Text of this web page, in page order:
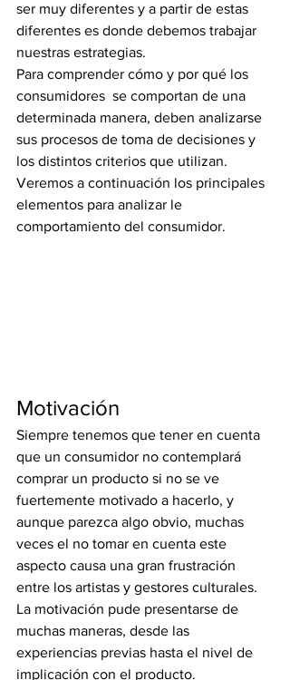
ser muy diferentes y a partir de estas
diferentes es donde debemos trabajar
nuestras estrategias.
Para comprender cómo y por qué los
consumidores  se comportan de una
determinada manera, deben analizarse
sus procesos de toma de decisiones y
los distintos criterios que utilizan.
Veremos a continuación los principales
elementos para analizar le
comportamiento del consumidor.
Motivación
Siempre tenemos que tener en cuenta
que un consumidor no contemplará
comprar un producto si no se ve
fuertemente motivado a hacerlo, y
aunque parezca algo obvio, muchas
veces el no tomar en cuenta este
aspecto causa una gran frustración
entre los artistas y gestores culturales.
La motivación pude presentarse de
muchas maneras, desde las
experiencias previas hasta el nivel de
implicación con el producto.